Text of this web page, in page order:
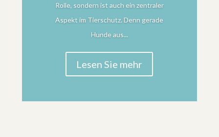
Rolle, sondern ist auch ein zentraler
Aspekt im Tierschutz. Denn gerade
Hunde aus...
Lesen Sie mehr